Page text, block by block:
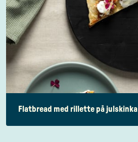
Flatbread med rillette på julskinka